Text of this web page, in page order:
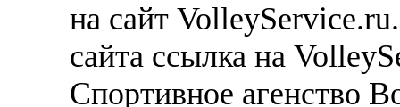
на сайт
сайта ссылка на
Спортивное агенство